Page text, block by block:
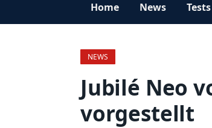
Home News Tests
NEWS
Jubilé Neo
vorgestellt